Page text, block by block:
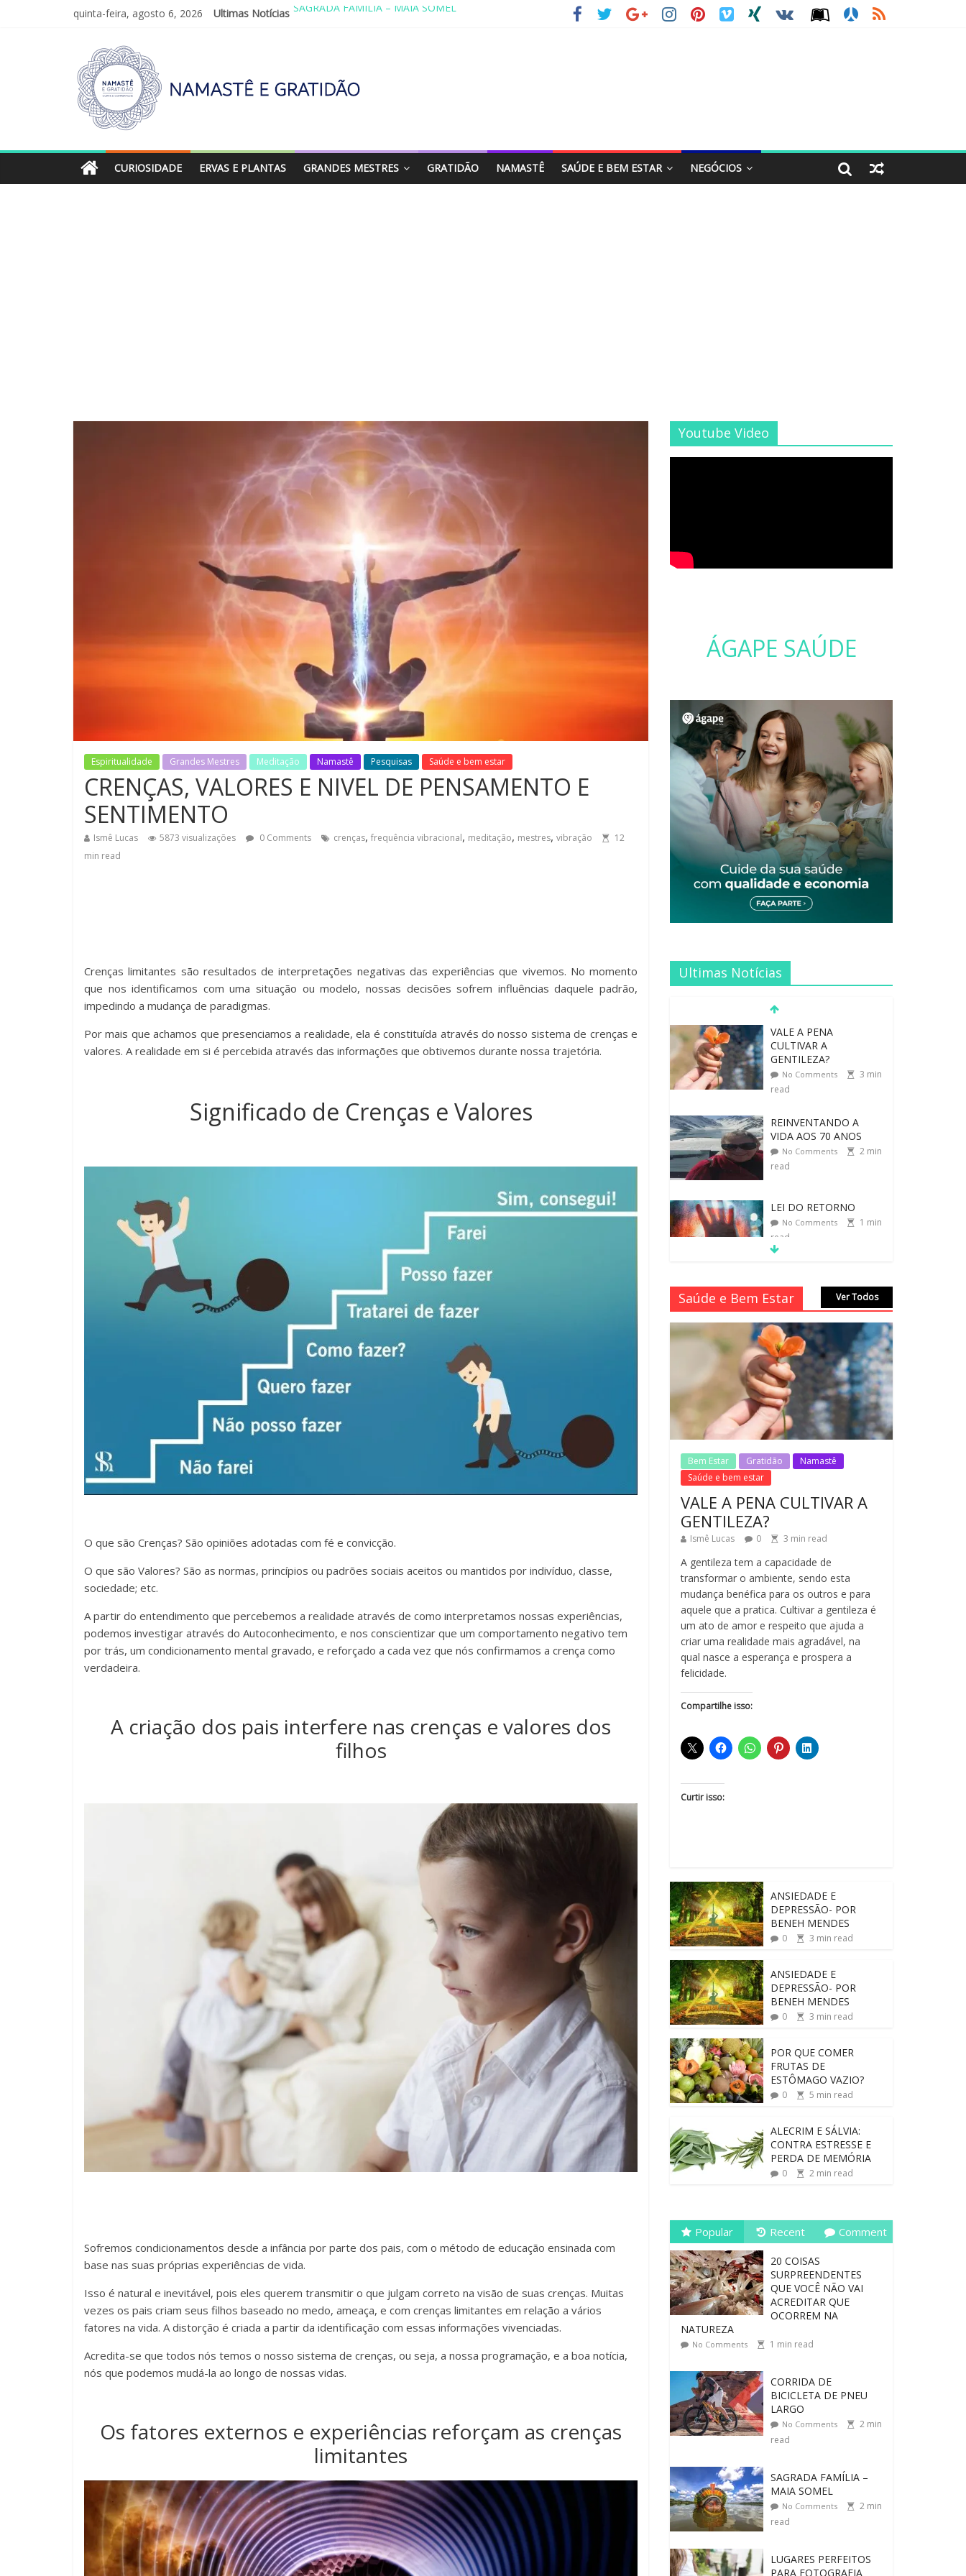
quinta-feira, agosto 6, 2026 Ultimas Notícias VALE A PENA CULTIVAR A GENTILEZA?
SAGRADA FAMÍLIA – MAIA SOMEL
CURIOSIDADE ERVAS E PLANTAS GRANDES MESTRES GRATIDÃO NAMASTÊ SAÚDE E BEM ESTAR NEGÓCIOS
Espiritualidade Grandes Mestres Meditação Namastê Pesquisas Saúde e bem estar
CRENÇAS, VALORES E NIVEL DE PENSAMENTO E
SENTIMENTO
Ismê Lucas 5873 visualizações 0 Comments crenças, frequência vibracional, meditação, mestres, vibração
12
min read
Crenças limitantes são resultados de interpretações negativas das experiências que vivemos. No momento
que nos identificamos com uma situação ou modelo, nossas decisões sofrem influências daquele padrão,
impedindo a mudança de paradigmas.
Por mais que achamos que presenciamos a realidade, ela é constituída através do nosso sistema de crenças e
valores. A realidade em si é percebida através das informações que obtivemos durante nossa trajetória.
Significado de Crenças e Valores
O que são Crenças? São opiniões adotadas com fé e convicção.
O que são Valores? São as normas, princípios ou padrões sociais aceitos ou mantidos por indivíduo, classe,
sociedade; etc.
A partir do entendimento que percebemos a realidade através de como interpretamos nossas experiências,
podemos investigar através do Autoconhecimento, e nos conscientizar que um comportamento negativo tem
por trás, um condicionamento mental gravado, e reforçado a cada vez que nós confirmamos a crença como
verdadeira.
A criação dos pais interfere nas crenças e valores dos
filhos
Sofremos condicionamentos desde a infância por parte dos pais, com o método de educação ensinada com
base nas suas próprias experiências de vida.
Isso é natural e inevitável, pois eles querem transmitir o que julgam correto na visão de suas crenças. Muitas
vezes os pais criam seus filhos baseado no medo, ameaça, e com crenças limitantes em relação a vários
fatores na vida. A distorção é criada a partir da identificação com essas informações vivenciadas.
Acredita-se que todos nós temos o nosso sistema de crenças, ou seja, a nossa programação, e a boa notícia,
nós que podemos mudá-la ao longo de nossas vidas.
Os fatores externos e experiências reforçam as crenças
limitantes
Youtube Video
ÁGAPE SAÚDE
Ultimas Notícias
VALE A PENA
CULTIVAR A
GENTILEZA?
read
REINVENTANDO A
VIDA AOS 70 ANOS
No Comments 2 min
read
LEI DO RETORNO
No Comments 1 min
read
O ATO DE ABRAÇAR
No Comments
read
MORAL-POR-CIDINHA
SIMONI
No Comments
min
read
SAGRADA FAMÍLIA –
MAIA SOMEL
No Comments 2 min
read
Saúde e Bem Estar Ver Todos
Bem Estar Gratidão
Namastê
Saúde e bem estar
VALE A PENA CULTIVAR A
GENTILEZA?
Ismê Lucas 0 3 min read
A gentileza tem a capacidade de
transformar o ambiente, sendo esta
mudança benéfica para os outros e para
aquele que a pratica. Cultivar a gentileza é
um ato de amor e respeito que ajuda a
criar uma realidade mais agradável, na
qual nasce a esperança e prospera a
felicidade.
Compartilhe isso:
Curtir isso:
ANSIEDADE E
DEPRESSÃO- POR
BENEH MENDES
0 3 min read
ANSIEDADE E
DEPRESSÃO- POR
BENEH MENDES
0 3 min read
POR QUE COMER
FRUTAS DE
ESTÔMAGO VAZIO?
0 5 min read
ALECRIM E SÁLVIA:
CONTRA ESTRESSE E
PERDA DE MEMÓRIA
0 2 min read
Popular Recent Comment
20 COISAS
SURPREENDENTES
QUE VOCÊ NÃO VAI
ACREDITAR QUE
OCORREM NA
NATUREZA
No Comments 1 min read
CORRIDA DE
BICICLETA DE PNEU
LARGO
No Comments 2 min
read
SAGRADA FAMÍLIA –
MAIA SOMEL
No Comments 2 min
read
LUGARES PERFEITOS
PARA FOTOGRAFIA